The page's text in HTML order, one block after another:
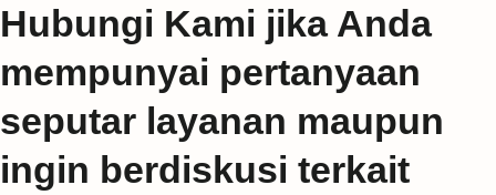
Hubungi Kami jika Anda
mempunyai pertanyaan
seputar layanan maupun
ingin berdiskusi terkait